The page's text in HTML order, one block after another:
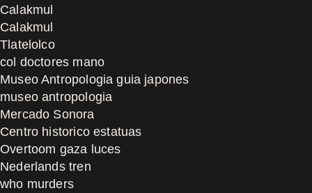
Calakmul
Calakmul
Tlatelolco
col doctores mano
Museo Antropologia guia japones
museo antropologia
Mercado Sonora
Centro historico estatuas
Overtoom gaza luces
Nederlands tren
who murders